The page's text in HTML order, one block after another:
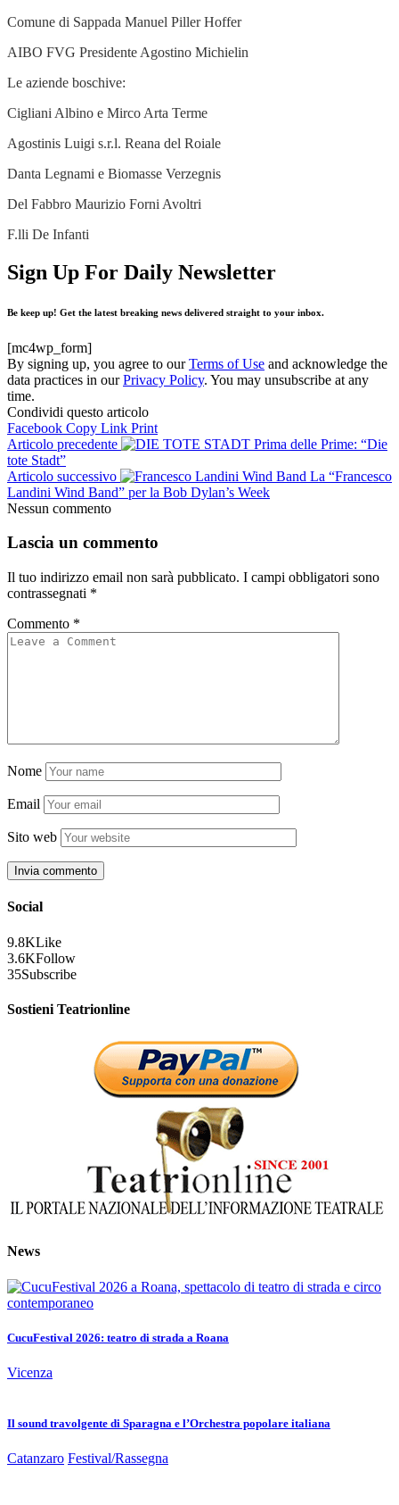
Comune di Sappada Manuel Piller Hoffer
AIBO FVG Presidente Agostino Michielin
Le aziende boschive:
Cigliani Albino e Mirco Arta Terme
Agostinis Luigi s.r.l. Reana del Roiale
Danta Legnami e Biomasse Verzegnis
Del Fabbro Maurizio Forni Avoltri
F.lli De Infanti
Sign Up For Daily Newsletter
Be keep up! Get the latest breaking news delivered straight to your inbox.
[mc4wp_form]
By signing up, you agree to ourTerms of Use and acknowledge the
data practices in ourPrivacy Policy. You may unsubscribe at any
time.
Condividi questo articolo
Facebook Copy Link Print
Articolo precedente
Prima delle Prime: “Die
tote Stadt”
Articolo successivo
La “Francesco
Landini Wind Band” per la Bob Dylan’s Week
Nessun commento
Lascia un commento
Il tuo indirizzo email non sarà pubblicato. I campi obbligatori sono
contrassegnati *
Commento *
Nome
Email
Sito web
Social
9.8KLike
3.6KFollow
35Subscribe
Sostieni Teatrionline
News
CucuFestival 2026: teatro di strada a Roana
Vicenza
Il sound travolgente di Sparagna e l’Orchestra popolare italiana
Catanzaro Festival/Rassegna